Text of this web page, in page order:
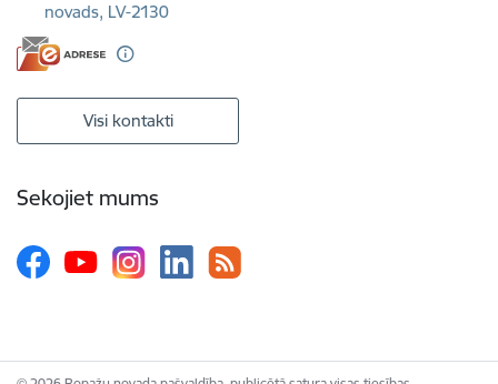
novads, LV-2130
Visi kontakti
Sekojiet mums